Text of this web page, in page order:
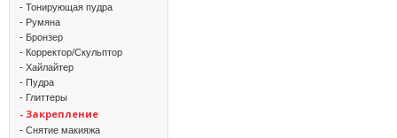
- Тонирующая пудра
- Румяна
- Бронзер
- Корректор/Скульптор
- Хайлайтер
- Пудра
- Глиттеры
- Закрепление
- Снятие макияжа